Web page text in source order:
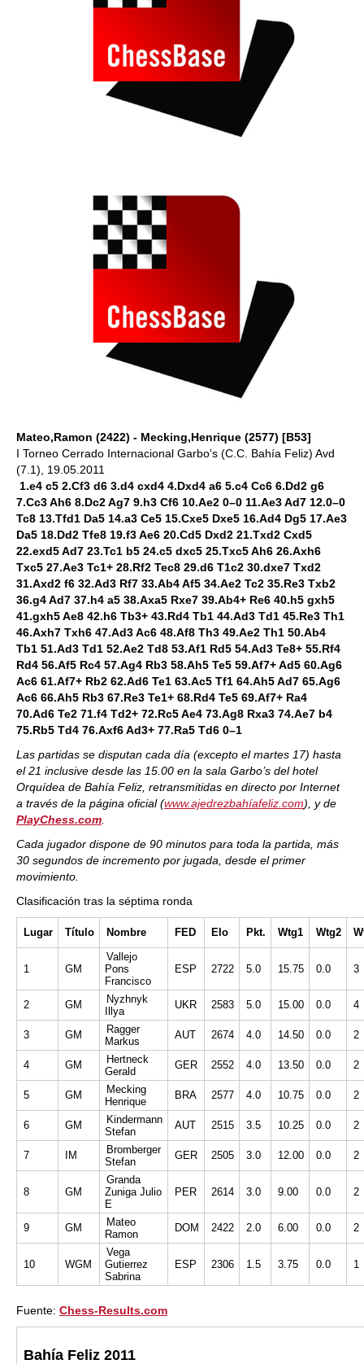
Mateo,Ramon (2422) - Mecking,Henrique (2577) [B53]
I Torneo Cerrado Internacional Garbo's (C.C. Bahía Feliz) Avd
(7.1), 19.05.2011
1.e4 c5 2.Cf3 d6 3.d4 cxd4 4.Dxd4 a6 5.c4 Cc6 6.Dd2 g6
7.Cc3 Ah6 8.Dc2 Ag7 9.h3 Cf6 10.Ae2 0–0 11.Ae3 Ad7 12.0–0
Tc8 13.Tfd1 Da5 14.a3 Ce5 15.Cxe5 Dxe5 16.Ad4 Dg5 17.Ae3
Da5 18.Dd2 Tfe8 19.f3 Ae6 20.Cd5 Dxd2 21.Txd2 Cxd5
22.exd5 Ad7 23.Tc1 b5 24.c5 dxc5 25.Txc5 Ah6 26.Axh6
Txc5 27.Ae3 Tc1+ 28.Rf2 Tec8 29.d6 T1c2 30.dxe7 Txd2
31.Axd2 f6 32.Ad3 Rf7 33.Ab4 Af5 34.Ae2 Tc2 35.Re3 Txb2
36.g4 Ad7 37.h4 a5 38.Axa5 Rxe7 39.Ab4+ Re6 40.h5 gxh5
41.gxh5 Ae8 42.h6 Tb3+ 43.Rd4 Tb1 44.Ad3 Td1 45.Re3 Th1
46.Axh7 Txh6 47.Ad3 Ac6 48.Af8 Th3 49.Ae2 Th1 50.Ab4
Tb1 51.Ad3 Td1 52.Ae2 Td8 53.Af1 Rd5 54.Ad3 Te8+ 55.Rf4
Rd4 56.Af5 Rc4 57.Ag4 Rb3 58.Ah5 Te5 59.Af7+ Ad5 60.Ag6
Ac6 61.Af7+ Rb2 62.Ad6 Te1 63.Ac5 Tf1 64.Ah5 Ad7 65.Ag6
Ac6 66.Ah5 Rb3 67.Re3 Te1+ 68.Rd4 Te5 69.Af7+ Ra4
70.Ad6 Te2 71.f4 Td2+ 72.Rc5 Ae4 73.Ag8 Rxa3 74.Ae7 b4
75.Rb5 Td4 76.Axf6 Ad3+ 77.Ra5 Td6 0–1
Las partidas se disputan cada día (excepto el martes 17) hasta
el 21 inclusive desde las 15.00 en la sala Garbo’s del hotel
Orquídea de Bahía Feliz, retransmitidas en directo por Internet
a través de la página oficial (www.ajedrezbahíafeliz.com), y de
PlayChess.com
Cada jugador dispone de 90 minutos para toda la partida, más
30 segundos de incremento por jugada, desde el primer
movimiento.
Clasificación tras la séptima ronda
Lugar Título Nombre FED Elo Pkt. Wtg1 Wtg2
1 GM
Vallejo
Pons
Francisco
ESP 2722 5.0 15.75 0.0 3
2 GM
Nyzhnyk
Illya
UKR 2583 5.0 15.00 0.0 4
3 GM
Ragger
Markus
AUT 2674 4.0 14.50 0.0 2
4 GM
Hertneck
Gerald
GER 2552 4.0 13.50 0.0 2
5 GM
Mecking
Henrique
BRA 2577 4.0 10.75 0.0 2
6 GM
Kindermann
Stefan
AUT 2515 3.5 10.25 0.0 2
7 IM
Bromberger
Stefan
GER 2505 3.0 12.00 0.0 2
8 GM
Granda
Zuniga Julio
E
PER 2614 3.0 9.00 0.0 2
9 GM
Mateo
Ramon
DOM 2422 2.0 6.00 0.0 2
10 WGM
Vega
Gutierrez
Sabrina
ESP 2306 1.5 3.75 0.0 1
Fuente: Chess-Results.com
Bahía Feliz 2011